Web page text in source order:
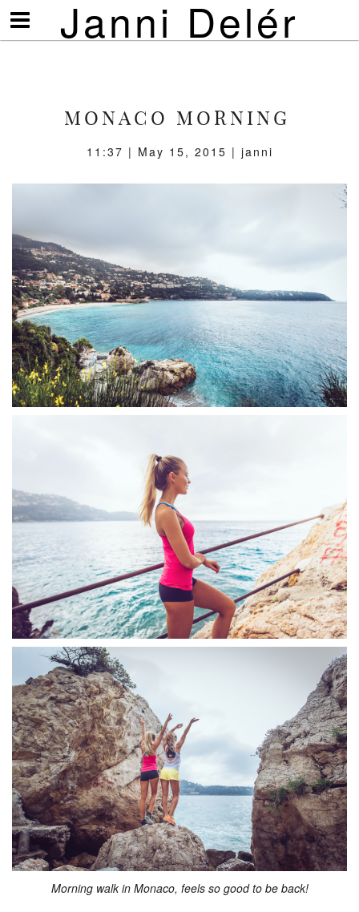
Janni Delér
Visa/göm
meny
MONACO MORNING
11:37 | May 15, 2015 | janni
Morning walk in Monaco, feels so good to be back!